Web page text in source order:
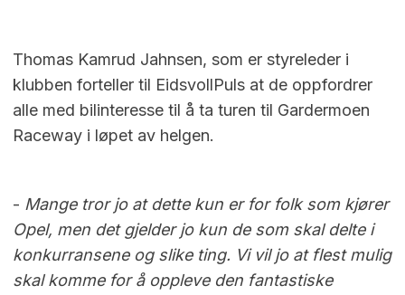
Thomas Kamrud Jahnsen, som er styreleder i
klubben forteller til EidsvollPuls at de oppfordrer
alle med bilinteresse til å ta turen til Gardermoen
Raceway i løpet av helgen.
- Mange tror jo at dette kun er for folk som kjører
Opel, men det gjelder jo kun de som skal delte i
konkurransene og slike ting. Vi vil jo at flest mulig
skal komme for å oppleve den fantastiske